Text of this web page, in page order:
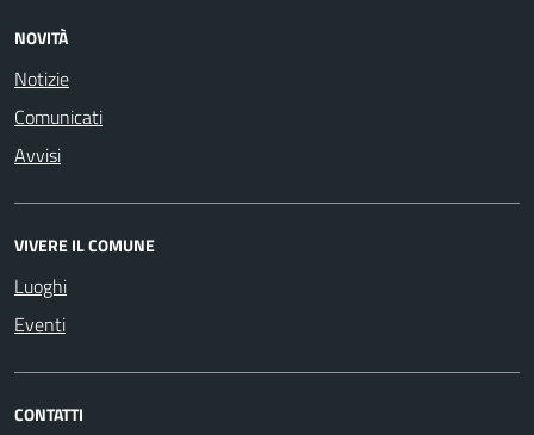
NOVITÀ
Notizie
Comunicati
Avvisi
VIVERE IL COMUNE
Luoghi
Eventi
CONTATTI